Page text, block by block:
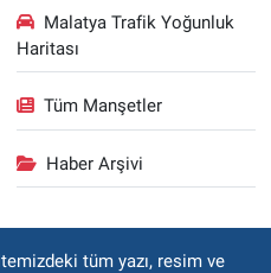
Malatya Trafik Yoğunluk
Haritası
Tüm Manşetler
Haber Arşivi
tüm yazı, resim ve